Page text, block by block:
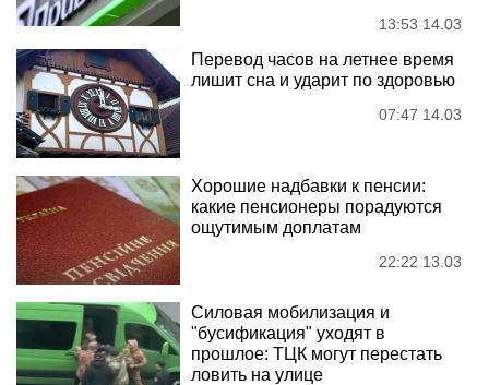
13:53 14.03
Перевод часов на летнее время
лишит сна и ударит по здоровью
07:47 14.03
Хорошие надбавки к пенсии:
какие пенсионеры порадуются
ощутимым доплатам
22:22 13.03
Силовая мобилизация и
"бусификация" уходят в
прошлое: ТЦК могут перестать
ловить на улице